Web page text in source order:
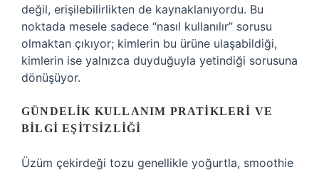
değil, erişilebilirlikten de kaynaklanıyordu. Bu
noktada mesele sadece “nasıl kullanılır” sorusu
olmaktan çıkıyor; kimlerin bu ürüne ulaşabildiği,
kimlerin ise yalnızca duyduğuyla yetindiği sorusuna
dönüşüyor.
GÜNDELIK KULLANIM PRATIKLERI VE
BILGI EŞITSIZLIĞI
Üzüm çekirdeği tozu genellikle yoğurtla, smoothie